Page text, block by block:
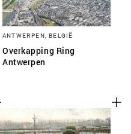
ANTWERPEN, BELGIË
Overkapping Ring
Antwerpen